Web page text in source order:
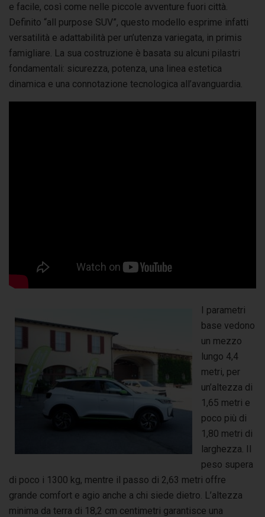
e facile, così come nelle piccole avventure fuori città.
Definito “all purpose SUV”, questo modello esprime infatti
versatilità e adattabilità per un’utenza variegata, in primis
famigliare. La sua costruzione è basata su alcuni pilastri
fondamentali: sicurezza, potenza, una linea estetica
dinamica e una connotazione tecnologica all’avanguardia.
I parametri
base vedono
un mezzo
lungo 4,4
metri, per
un’altezza di
1,65 metri e
poco più di
1,80 metri di
larghezza. Il
peso supera
di poco i 1300 kg, mentre il passo di 2,63 metri offre
grande comfort e agio anche a chi siede dietro. L’altezza
minima da terra di 18,2 cm centimetri garantisce una